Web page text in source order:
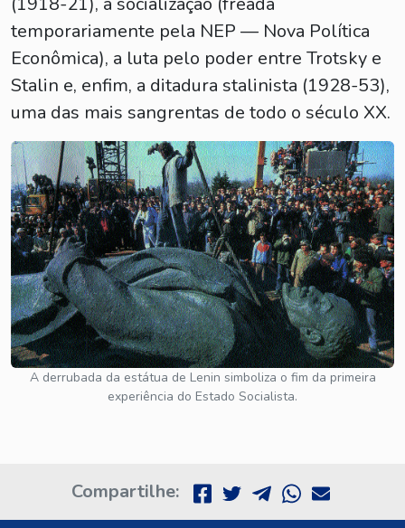
temporariamente pela NEP — Nova Política
Econômica), a luta pelo poder entre Trotsky e
Stalin e, enfim, a ditadura stalinista (1928-53),
uma das mais sangrentas de todo o século XX.
A derrubada da estátua de Lenin simboliza o fim da primeira
experiência do Estado Socialista.
Compartilhe: